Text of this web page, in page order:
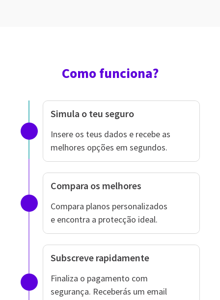
Como funciona?
Simula o teu seguro
Insere os teus dados e recebe as
melhores opções em segundos.
Compara os melhores
Compara planos personalizados
e encontra a protecção ideal.
Subscreve rapidamente
Finaliza o pagamento com
segurança. Receberás um email